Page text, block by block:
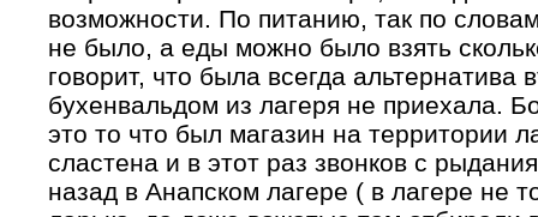
возможности. По питанию, так по
не было, а еды можно было взять
говорит, что была всегда альтернатива
бухенвальдом из лагеря не приехала.
это то что был магазин на территории
сластена и в этот раз звонков с
назад в Анапском лагере ( в лагере не